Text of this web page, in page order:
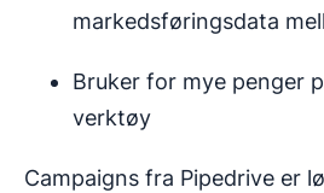
markedsføringsdata
Bruker for mye penger
verktøy
Campaigns fra Pipedrive er